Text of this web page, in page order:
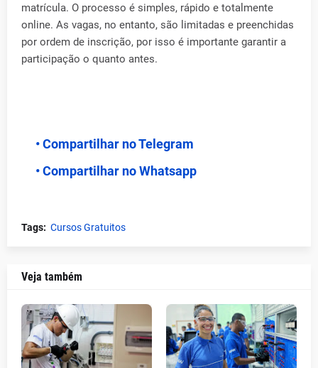
matrícula. O processo é simples, rápido e totalmente
online. As vagas, no entanto, são limitadas e preenchidas
por ordem de inscrição, por isso é importante garantir a
participação o quanto antes.
• Compartilhar no Telegram
• Compartilhar no Whatsapp
Tags: Cursos Gratuitos
Veja também